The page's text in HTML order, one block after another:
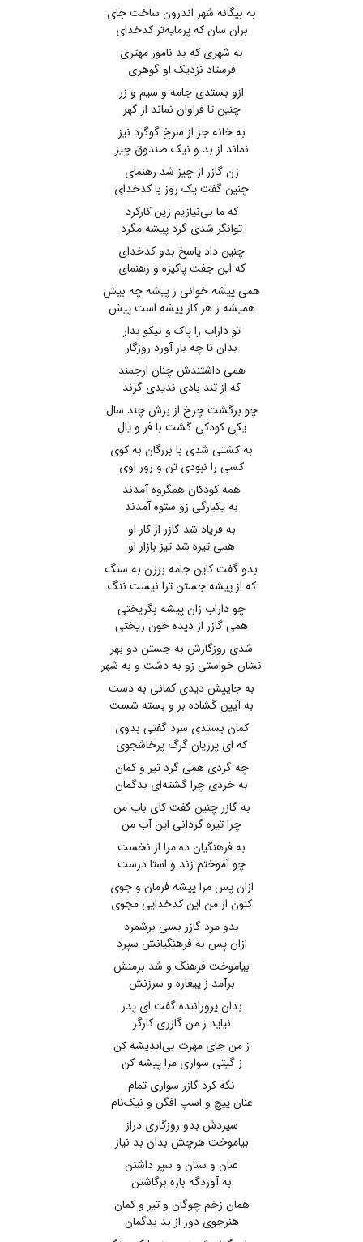
به بیگانه شهر اندرون ساخت جای
بران سان که پرمایه‌تر کدخدای
به شهری که بد نامور مهتری
فرستاد نزدیک او گوهری
ازو بستدی جامه و سیم و زر
چنین تا فراوان نماند از گهر
به خانه جز از سرخ گوگرد نیز
نماند از بد و نیک صندوق چیز
زن گازر از چیز شد رهنمای
چنین گفت یک روز با کدخدای
که ما بی‌نیازیم زین کارکرد
توانگر شدی گرد پیشه مگرد
چنین داد پاسخ بدو کدخدای
که این جفت پاکیزه و رهنمای
همی پیشه خوانی ز پیشه چه بیش
همیشه ز هر کار پیشه است پیش
تو داراب را پاک و نیکو بدار
بدان تا چه بار آورد روزگار
همی داشتندش چنان ارجمند
که از تند بادی ندیدی گزند
چو برگشت چرخ از برش چند سال
یکی کودکی گشت با فر و یال
به کشتی شدی با بزرگان به کوی
کسی را نبودی تن و زور اوی
همه کودکان همگروه آمدند
به یکبارگی زو ستوه آمدند
به فریاد شد گازر از کار او
همی تیره شد تیز بازار او
بدو گفت کاین جامه برزن به سنگ
که از پیشه جستن ترا نیست ننگ
چو داراب زان پیشه بگریختی
همی گازر از دیده خون ریختی
شدی روزگارش به جستن دو بهر
نشان خواستی زو به دشت و به شهر
به جاییش دیدی کمانی به دست
به آیین گشاده بر و بسته شست
کمان بستدی سرد گفتی بدوی
که ای پرزیان گرگ پرخاشجوی
چه گردی همی گرد تیر و کمان
به خردی چرا گشته‌ای بدگمان
به گازر چنین گفت کای باب من
چرا تیره گردانی این آب من
به فرهنگیان ده مرا از نخست
چو آموختم زند و استا درست
ازان پس مرا پیشه فرمان و جوی
کنون از من این کدخدایی مجوی
بدو مرد گازر بسی برشمرد
ازان پس به فرهنگیانش سپرد
بیاموخت فرهنگ و شد برمنش
برآمد ز پیغاره و سرزنش
بدان پروراننده گفت ای پدر
نیاید ز من گازری کارگر
ز من جای مهرت بی‌اندیشه کن
ز گیتی سواری مرا پیشه کن
نگه کرد گازر سواری تمام
عنان پیچ و اسپ افگن و نیک‌نام
سپردش بدو روزگاری دراز
بیاموخت هرچش بدان بد نیاز
عنان و سنان و سپر داشتن
به آوردگه باره برگاشتن
همان زخم چوگان و تیر و کمان
هنرجوی دور از بد بدگمان